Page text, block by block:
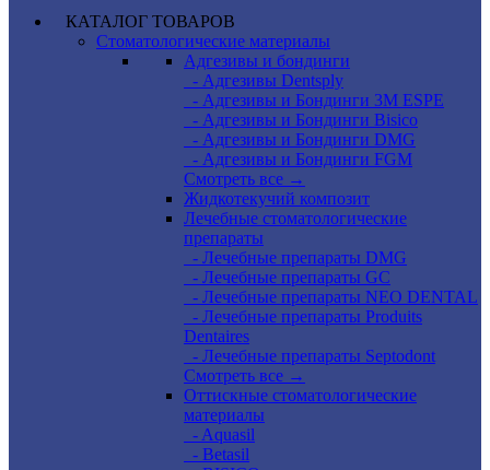
КАТАЛОГ ТОВАРОВ
Стоматологические материалы
Адгезивы и бондинги
- Адгезивы Dentsply
- Адгезивы и Бондинги 3M ESPE
- Адгезивы и Бондинги Bisico
- Адгезивы и Бондинги DMG
- Адгезивы и Бондинги FGM
Смотреть все →
Жидкотекучий композит
Лечебные стоматологические
препараты
- Лечебные препараты DMG
- Лечебные препараты GC
- Лечебные препараты NEO DENTAL
- Лечебные препараты Produits
Dentaires
- Лечебные препараты Septodont
Смотреть все →
Оттискные стоматологические
материалы
- Aquasil
- Betasil